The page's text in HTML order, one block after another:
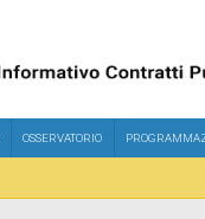
OSSERVATORIO